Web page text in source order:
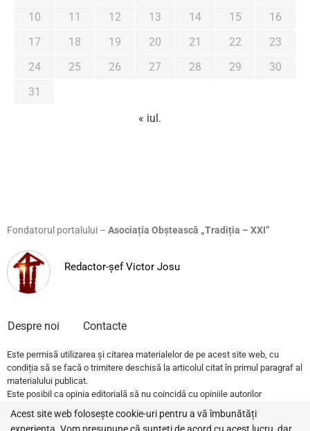
10
11 12 13 14 15
16
17
18 19 20 21 22
23
24
25 26 27 28 29
30
31
« iul.
Fondatorul portalului – Asociația Obștească „Tradiția – XXI”
Redactor-șef Victor Josu
Despre noi Contacte
Este permisă utilizarea și citarea materialelor de pe acest site web, cu
condiția să se facă o trimitere deschisă la articolul citat în primul paragraf al
materialului publicat.
Este posibil ca opinia editorială să nu coincidă cu opiniile autorilor
publicațiilor.
Acest site web folosește cookie-uri pentru a vă îmbunătăți